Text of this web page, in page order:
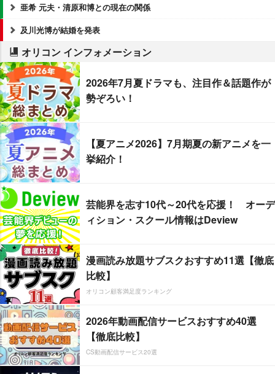
亜希 元夫・清原和博との現在の関係
及川光博が結婚を発表
オリコン インフォメーション
2026年7月夏ドラマも、注目作＆話題作が
勢ぞろい！
【夏アニメ2026】7月期夏の新アニメを一
挙紹介！
芸能界を志す10代～20代を応援！ オーデ
ィション・スクール情報はDeview
漫画読み放題サブスクおすすめ11選【徹底
比較】
オリコン顧客満足度ランキング
2026年動画配信サービスおすすめ40選
【徹底比較】
CS動画配信サービス20選